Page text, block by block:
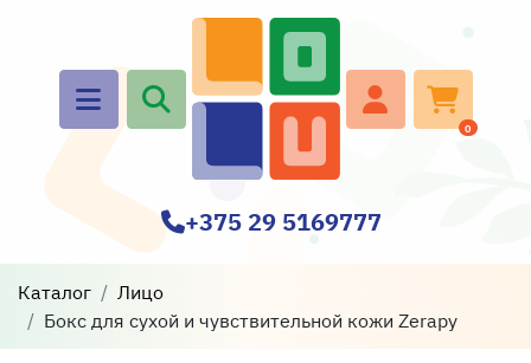
0
+375 29 5169777
Каталог
Лицо
Бокс для сухой и чувствительной кожи Zerapy